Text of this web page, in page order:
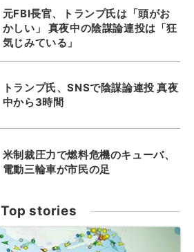
元FBI長官、トランプ氏は「頭がお
かしい」 真夜中の陰謀論連投は「狂
気じみている」
トランプ氏、SNSで陰謀論連投 真夜
中から3時間
米制裁圧力で燃料危機のキューバ、
電動三輪車が市民の足
Top stories